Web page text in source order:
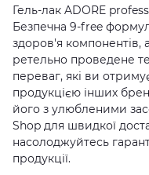
Гель-лак ADORE
Безпечна 9-free
здоров'я компонентів,
ретельно проведене
переваг, які ви
продукцією інших
його з улюбленими
Shop для швидкої
насолоджуйтесь
продукції.